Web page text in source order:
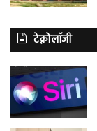
टेक्नोलॉजी